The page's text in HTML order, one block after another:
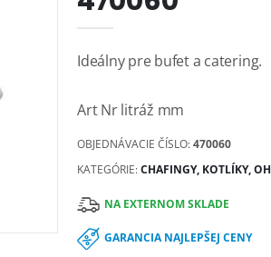
Ideálny pre bufet a catering.
Art Nr litráž mm
OBJEDNÁVACIE ČÍSLO:470060
KATEGÓRIE:CHAFINGY, KOTLÍKY,
NA EXTERNOM SKLADE
GARANCIA NAJLEPŠEJ CENY